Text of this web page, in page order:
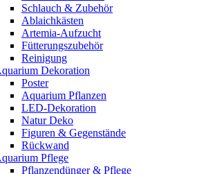
Schlauch & Zubehör
Ablaichkästen
Artemia-Aufzucht
Fütterungszubehör
Reinigung
Dekoration
Poster
Aquarium Pflanzen
LED-Dekoration
Natur Deko
Figuren & Gegenstände
Rückwand
Pflege
Pflanzendünger & Pflege